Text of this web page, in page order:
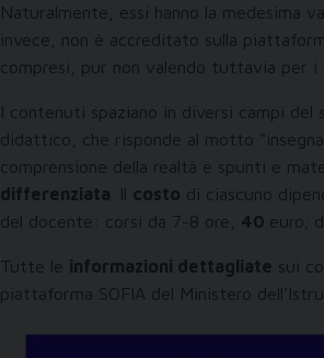
Naturalmente, essi hanno la medesima
invece, non è accreditato sulla
compresi, pur non valendo tuttavia per
I contenuti spaziano in diversi campi del
didattico, che risponde al motto
comprensione della realtà e spunti e
differenziata . Il costo di ciascuno
del docente: corsi da 7-8 ore, 40 euro;
Tutte le informazioni dettagliate sui
piattaforma SOFIA del Ministero